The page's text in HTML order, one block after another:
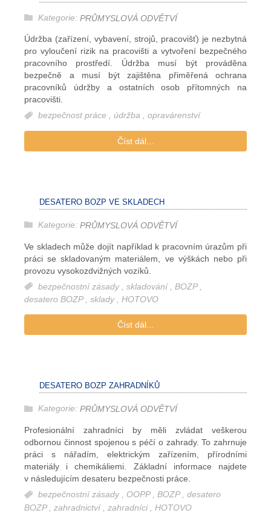
Kategorie: PRŮMYSLOVÁ ODVĚTVÍ
Údržba (zařízení, vybavení, strojů, pracovišť) je nezbytná
pro vyloučení rizik na pracovišti a vytvoření bezpečného
pracovního prostředí. Údržba musí být prováděna
bezpečně a musí být zajištěna přiměřená ochrana
pracovníků údržby a ostatních osob přítomných na
pracovišti.
bezpečnost práce , údržba , opravárenství
Číst dál...
DESATERO BOZP VE SKLADECH
Kategorie: PRŮMYSLOVÁ ODVĚTVÍ
Ve skladech může dojít například k pracovním úrazům při
práci se skladovaným materiálem, ve výškách nebo při
provozu vysokozdvižných vozíků.
bezpečnostní zásady
skladování BOZP
desatero BOZP , sklady , HOTOVO
Číst dál...
DESATERO BOZP ZAHRADNÍKŮ
Kategorie: PRŮMYSLOVÁ ODVĚTVÍ
Profesionální zahradníci by měli zvládat veškerou
odbornou činnost spojenou s péčí o zahrady. To zahrnuje
práci s nářadím, elektrickým zařízením, přírodními
materiály i chemikáliemi. Základní informace najdete
v následujícím desateru bezpečnosti práce.
bezpečnostní zásady , OOPP , BOZP , desatero
BOZP
zahradnictví zahradníci HOTOVO